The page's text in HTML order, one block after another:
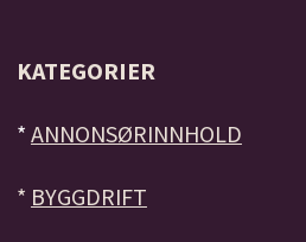
KATEGORIER
* ANNONSØRINNHOLD
* BYGGDRIFT